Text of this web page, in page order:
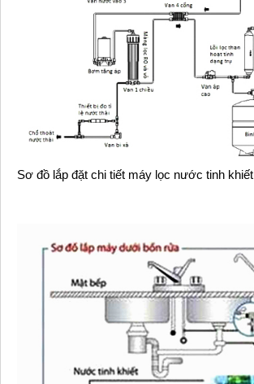
Sơ đồ lắp đặt chi tiết máy lọc nước tinh khiết